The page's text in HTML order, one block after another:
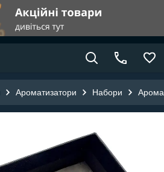
Ароматизатори Набори